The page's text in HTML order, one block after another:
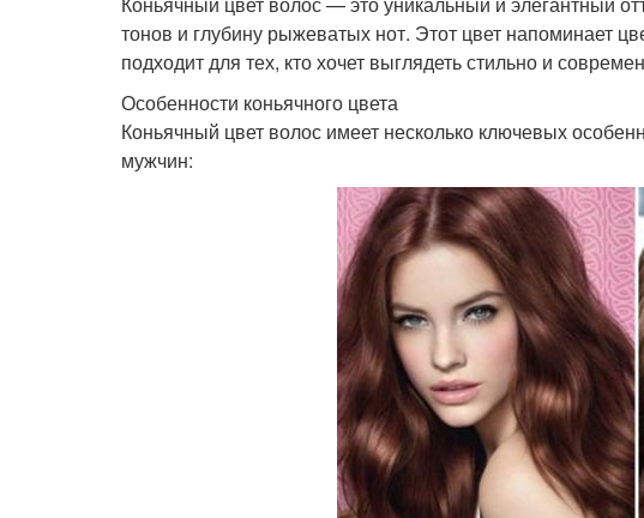
тонов и глубину рыжеватых нот. Этот цвет напоминает
подходит для тех, кто хочет выглядеть стильно и
Особенности коньячного цвета
Коньячный цвет волос имеет несколько ключевых
мужчин: